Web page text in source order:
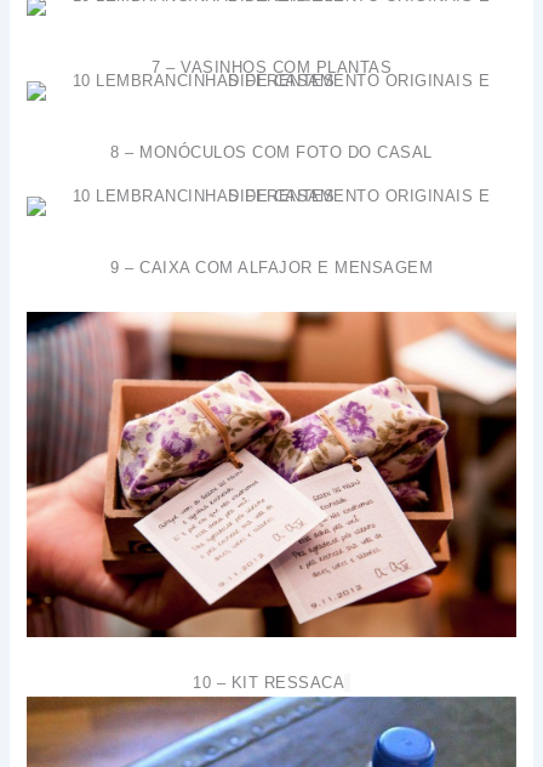
7 – VASINHOS COM PLANTAS
8 – MONÓCULOS COM FOTO DO CASAL
9 – CAIXA COM ALFAJOR E MENSAGEM
10 – KIT RESSACA